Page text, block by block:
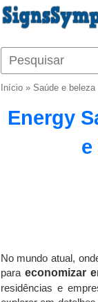
Início» Saúde e beleza
Energy
e
No mundo atual,
para economizar
residências e